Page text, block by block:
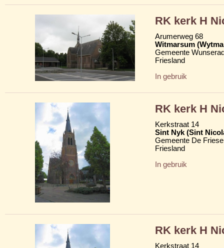
RK kerk H
Arumerweg 68
Witmarsum
Gemeente
Friesland
In gebruik
RK kerk H
Kerkstraat 14
Sint Nyk (Sint
Gemeente De
Friesland
In gebruik
RK kerk H
Kerkstraat 14